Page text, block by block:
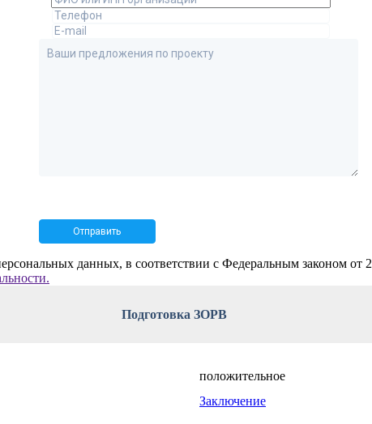
данных, в соответствии с Федеральным законом
Подготовка ЗОРВ
положительное
Заключение